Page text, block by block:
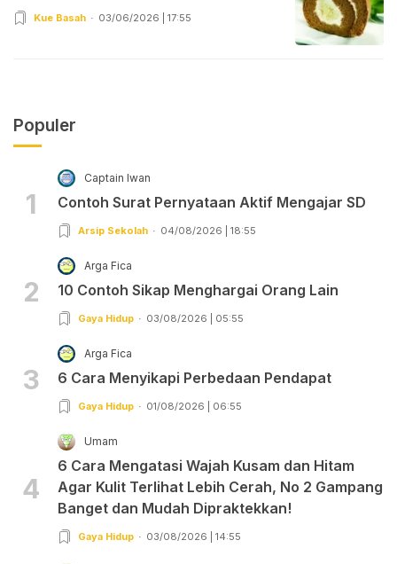
Kue Basah 03/06/2026 | 17:55
Populer
1
Captain Iwan
Contoh Surat Pernyataan Aktif Mengajar SD
Arsip Sekolah 04/08/2026 | 18:55
2
Arga Fica
10 Contoh Sikap Menghargai Orang Lain
Gaya Hidup 03/08/2026 | 05:55
3
Arga Fica
6 Cara Menyikapi Perbedaan Pendapat
Gaya Hidup 01/08/2026 | 06:55
4
Umam
6 Cara Mengatasi Wajah Kusam dan Hitam
Agar Kulit Terlihat Lebih Cerah, No 2 Gampang
Banget dan Mudah Dipraktekkan!
Gaya Hidup 03/08/2026 | 14:55